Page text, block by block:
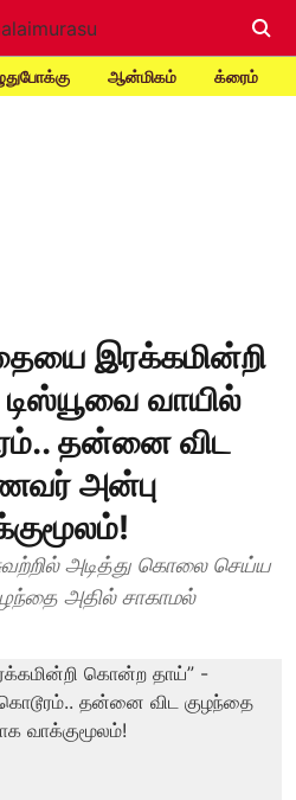
ஆன்மிகம் க்ரைம்
இரக்கமின்றி
வாயில்
தன்னை விட
அன்பு
அடித்து கொலை செய்ய
அதில் சாகாமல்